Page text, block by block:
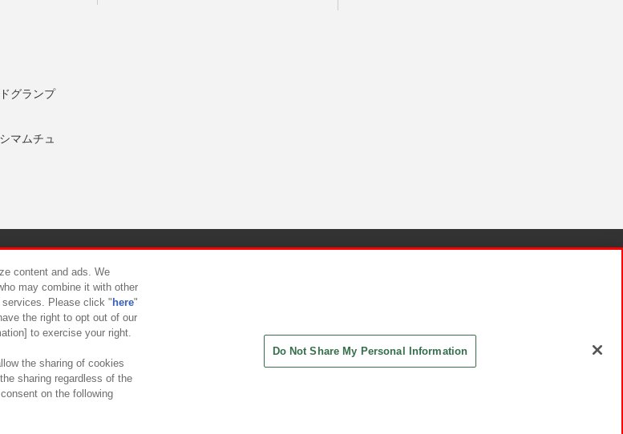
グランプ
マムチュ
マーハラスメント対応方針
content and ads. We
may combine it with other
services. Please click " here"
the right to opt out of our
to exercise your right.
the sharing of cookies
sharing regardless of the
on the following
Do Not Share My Personal Information